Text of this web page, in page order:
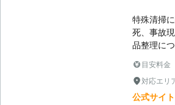
特殊清掃
死、事故
品整理に
目安料金
対応エリ
公式サイ